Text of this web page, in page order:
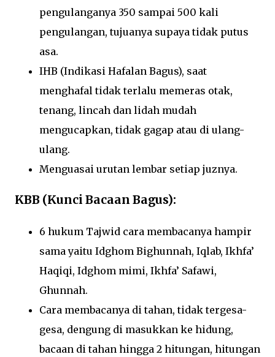
pengulanganya 350 sampai 500 kali
pengulangan, tujuanya supaya tidak putus
asa.
IHB (Indikasi Hafalan Bagus), saat
menghafal tidak terlalu memeras otak,
tenang, lincah dan lidah mudah
mengucapkan, tidak gagap atau di ulang-
ulang.
Menguasai urutan lembar setiap juznya.
KBB (Kunci Bacaan Bagus):
6 hukum Tajwid cara membacanya hampir
sama yaitu Idghom Bighunnah, Iqlab, Ikhfa’
Haqiqi, Idghom mimi, Ikhfa’ Safawi,
Ghunnah.
Cara membacanya di tahan, tidak tergesa-
gesa, dengung di masukkan ke hidung,
bacaan di tahan hingga 2 hitungan, hitungan